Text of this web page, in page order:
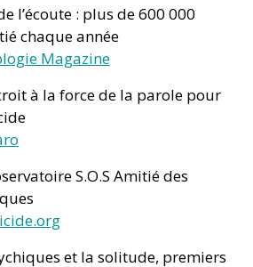
l’écoute : plus de 600 000
chaque année
Magazine
à la force de la parole pour
S.O.S Amitié des
et la solitude, premiers